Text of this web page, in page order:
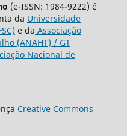
(e-ISSN: 1984-9222) é
da Universidade
e da Associação
(ANAHT) / GT
Nacional de
Creative Commons